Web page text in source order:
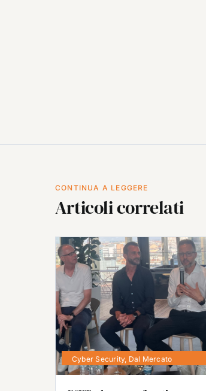
CONTINUA A LEGGERE
Articoli correlati
Cyber Security, Dal Mercato